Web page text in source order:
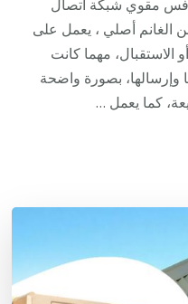
مقوي شبكة اتصال
أصلي ، يعمل على
الاستقبال، مهما كانت
وإرسالها، بصورة واضحة
كما يعمل …